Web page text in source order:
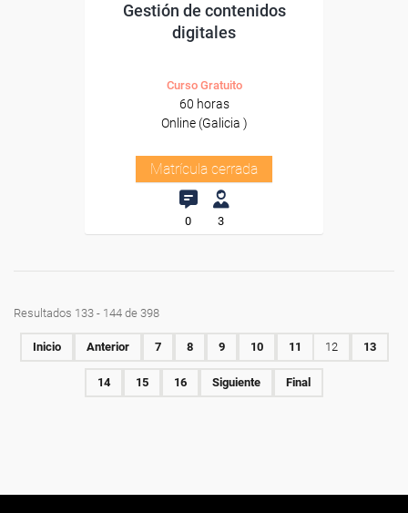
Gestión de contenidos
digitales
Curso Gratuito
60 horas
Online (Galicia )
Matrícula cerrada
0 3
Resultados 133 - 144 de 398
Inicio Anterior 7 8 9 10 11 12 13
14 15 16 Siguiente Final